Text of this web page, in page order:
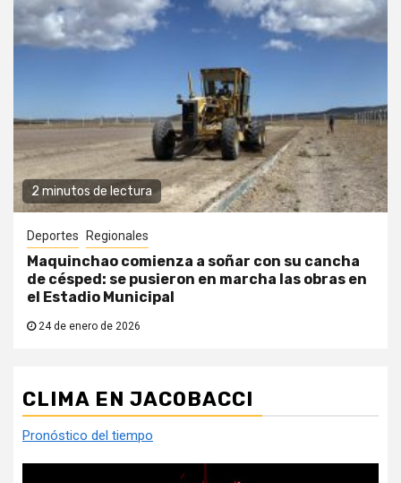
2 minutos de lectura
Deportes Regionales
Maquinchao comienza a soñar con su cancha
de césped: se pusieron en marcha las obras en
el Estadio Municipal
24 de enero de 2026
CLIMA EN JACOBACCI
Pronóstico del tiempo